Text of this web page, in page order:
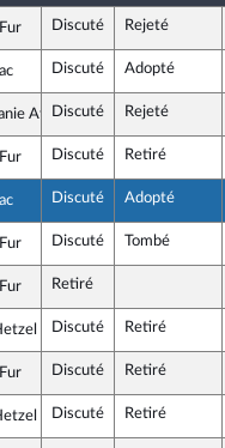
Discuté Rejeté
Discuté Adopté
Marche
AtgerDiscuté Rejeté
Discuté Retiré
Discuté Adopté
Discuté Tombé
Retiré
Discuté Retiré
Discuté Retiré
Discuté Retiré